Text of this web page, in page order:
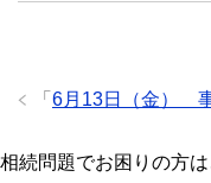
「 6月13日（金）
相続問題でお困りの方